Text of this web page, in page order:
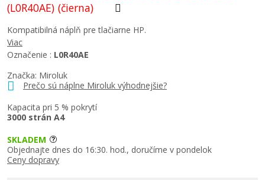
(L0R40AE) (čierna)
Značka: Miroluk
Prečo sú náplne Miroluk výhodnejšie?
Kapacita pri 5 % pokrytí
3000 strán A4
Kompatibilná náplň pre tlačiarne HP.
Viac
Označenie : L0R40AE
SKLADEM
Objednajte dnes do 16:30. hod., doručíme v pondelok
Ceny dopravy